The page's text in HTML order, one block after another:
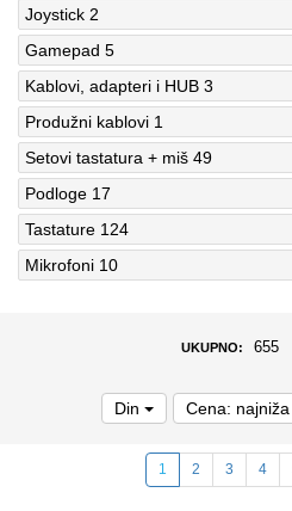
Joystick 2
Gamepad 5
Kablovi, adapteri i HUB 3
Produžni kablovi 1
Setovi tastatura + miš 49
Podloge 17
Tastature 124
Mikrofoni 10
UKUPNO: 655
Din Cena:
1 2 3 4